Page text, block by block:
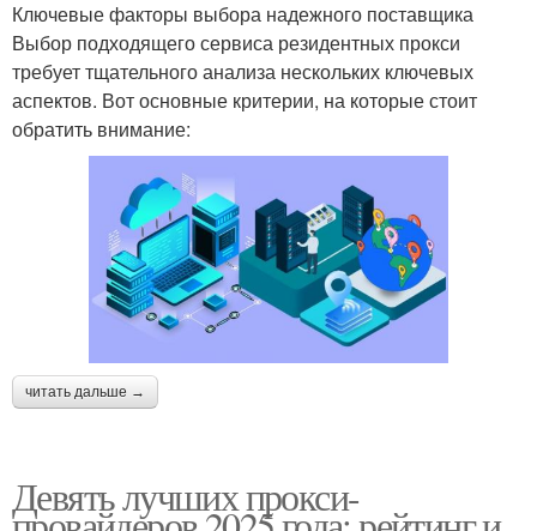
Ключевые факторы выбора надежного поставщика
Выбор подходящего сервиса резидентных прокси
требует тщательного анализа нескольких ключевых
аспектов. Вот основные критерии, на которые стоит
обратить внимание:
читать дальше →
Девять лучших прокси-